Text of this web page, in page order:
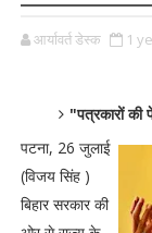
आर्यावर्त डेस्क 1
"पत्रकारों की
पटना, 26 जुलाई
(विजय सिंह )
बिहार सरकार की